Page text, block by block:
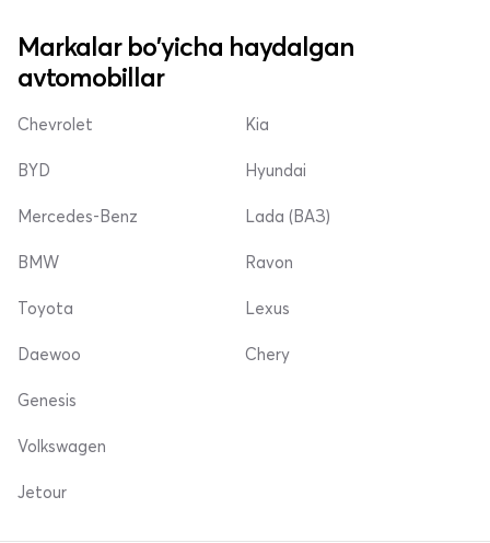
Markalar bo'yicha haydalgan
avtomobillar
Chevrolet
BYD
Mercedes-Benz
Kia
Hyundai
Lada (ВАЗ)
BMW
Toyota
Daewoo
Ravon
Lexus
Chery
Genesis
Volkswagen
Jetour